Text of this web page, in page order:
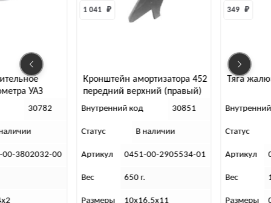
Кронштейн амортизатора 452
передний верхний (правый)
код 30851
В наличии
0451-00-2905534-01
10х16,5х11
Тяга жалюзи 452 (в сборе)
349
Внутренний код 30846
Статус В наличии
Артикул 0451-00-1310210-95
Вес
Размеры 0,3х70,5х6